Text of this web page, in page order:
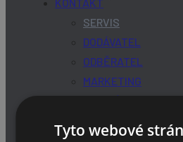
SERVIS
DODÁVATEL
ODBĚRATEL
MARKETING
VEDENÍ
Tyto webové